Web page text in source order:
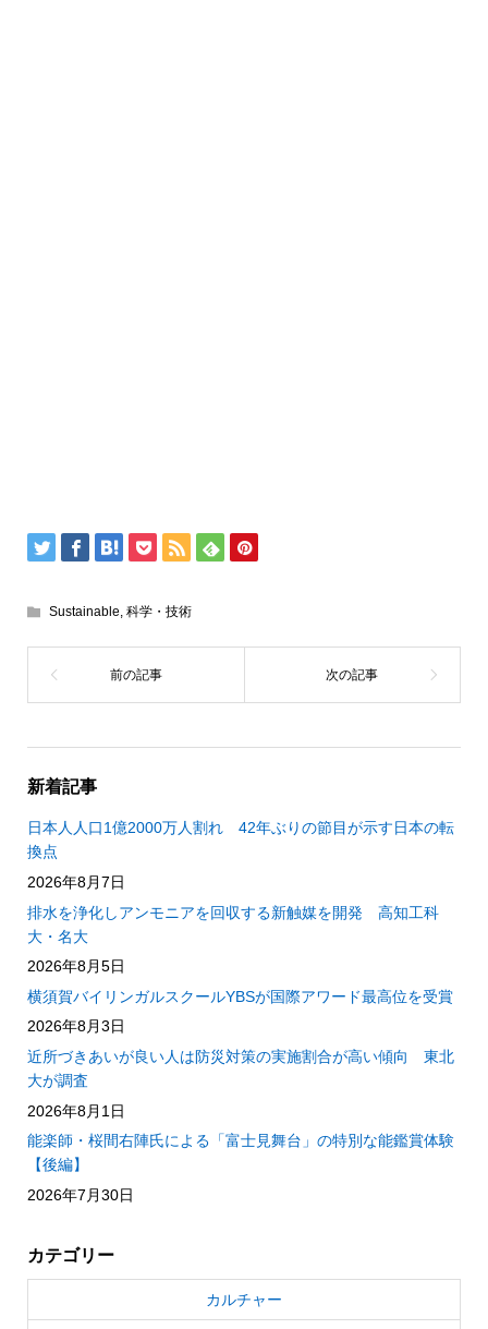
Sustainable, 科学・技術
新着記事
日本人人口1億2000万人割れ 42年ぶりの節目が示す日本の転
換点
2026年8月7日
排水を浄化しアンモニアを回収する新触媒を開発 高知工科
大・名大
2026年8月5日
横須賀バイリンガルスクールYBSが国際アワード最高位を受賞
2026年8月3日
近所づきあいが良い人は防災対策の実施割合が高い傾向 東北
大が調査
2026年8月1日
能楽師・桜間右陣氏による「富士見舞台」の特別な能鑑賞体験
【後編】
2026年7月30日
カテゴリー
カルチャー